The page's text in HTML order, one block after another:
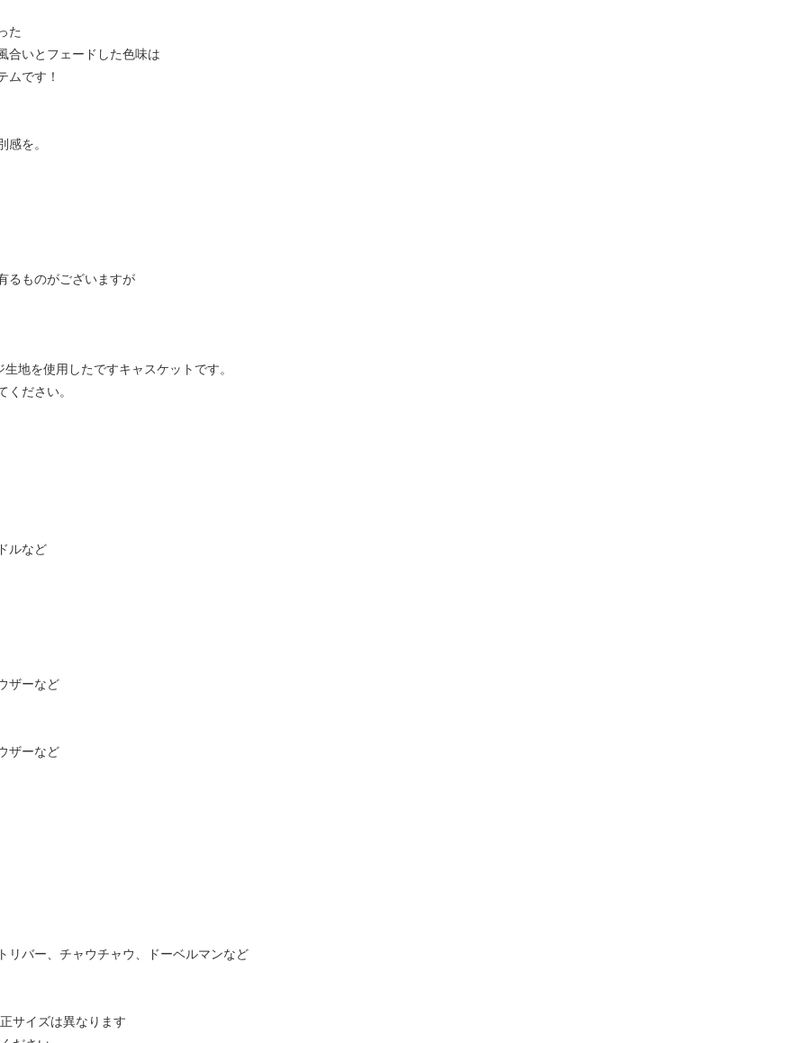
た
合いとフェードした色味は
ムです！
を。
るものがございますが
地を使用したですキャスケットです。
ださい。
ルなど
ザーなど
ザーなど
リバー、チャウチャウ、ドーベルマンなど
サイズは異なります